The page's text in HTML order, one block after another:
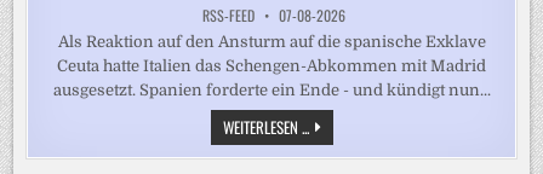
RSS-FEED 07-08-2026
Als Reaktion auf den Ansturm auf die spanische Exklave
Ceuta hatte Italien das Schengen-Abkommen mit Madrid
ausgesetzt. Spanien forderte ein Ende - und kündigt nun...
WEITERLESEN ... STREIT
MIT
ITALIEN